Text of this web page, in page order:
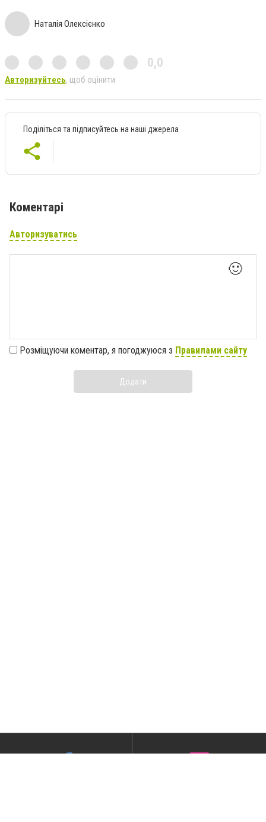
Наталія Олексієнко
0,0
Авторизуйтесь, щоб оцінити
Поділіться та підписуйтесь на наші джерела
Коментарі
Авторизуватись
🙂
Розміщуючи коментар, я погоджуюся з Правилами сайту
Додати